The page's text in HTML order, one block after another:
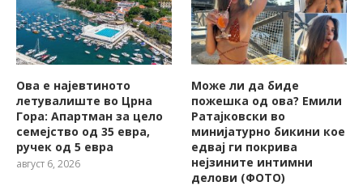
Ова е најевтиното
летувалиште во Црна
Гора: Апартман за цело
семејство од 35 евра,
ручек од 5 евра
август 6, 2026
Може ли да биде
пожешкa од ова? Емили
Ратајковски во
минијатурно бикини кое
едвај ги покрива
нејзините интимни
делови (ФОТО)